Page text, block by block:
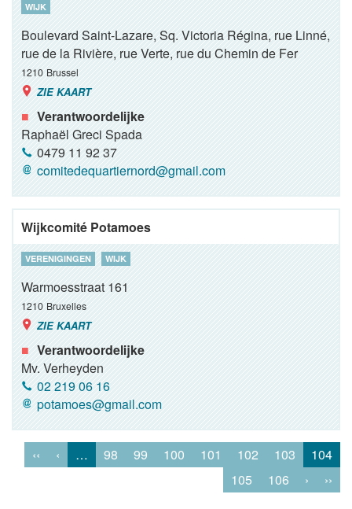
WIJK
Boulevard Saint-Lazare, Sq. Victoria Régina, rue Linné,
rue de la Rivière, rue Verte, rue du Chemin de Fer
1210 Brussel
ZIE KAART
Verantwoordelijke
Raphaël Greci Spada
0479 11 92 37
comitedequartiernord@gmail.com
Wijkcomité Potamoes
VERENIGINGEN WIJK
Warmoesstraat 161
1210 Bruxelles
ZIE KAART
Verantwoordelijke
Mv. Verheyden
02 219 06 16
potamoes@gmail.com
‹‹ ‹ … 98 99 100 101 102 103
104
105
106 › ››